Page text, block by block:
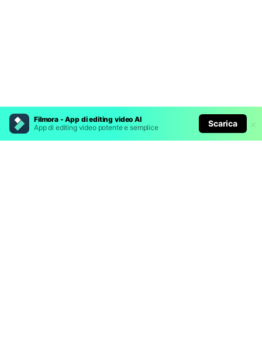
Filmora - App di editing video AI
App di editing video potente e semplice
Scarica